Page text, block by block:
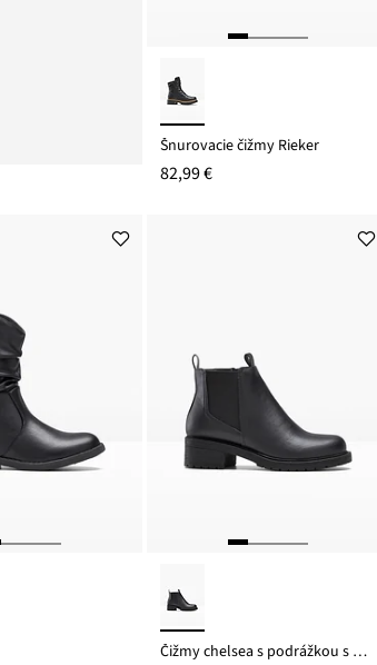
Šnurovacie čižmy Rieker
82,99 €
Čižmy chelsea s podrážkou s profilom